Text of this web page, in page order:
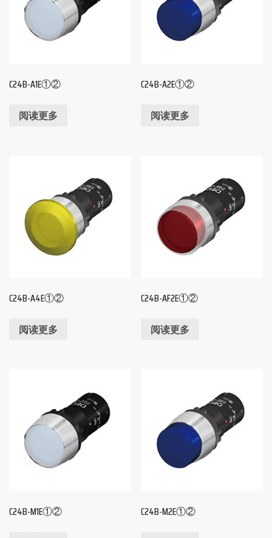
C24B-A1E①②
阅读更多
C24B-A2E①②
阅读更多
C24B-A4E①②
阅读更多
C24B-AF2E①②
阅读更多
C24B-M1E①② C24B-M2E①②